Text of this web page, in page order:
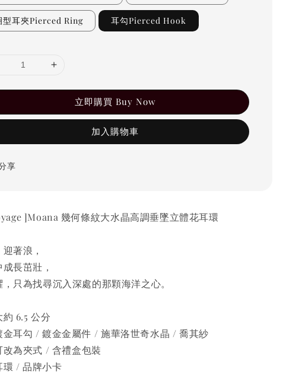
型耳夾Pierced Ring 耳勾Pierced Hook
立即購買 Buy Now
加入購物車
享
]Moana 幾何條紋大水晶高調垂墜立體花耳環
著浪，
長茁壯，
只為找尋沉入深處的那顆海洋之心。
約 6.5 公分
金耳勾 / 鍍金金屬件 / 施華洛世奇水晶 / 喬其紗
改為夾式 / 含禮盒包裝
環 / 品牌小卡